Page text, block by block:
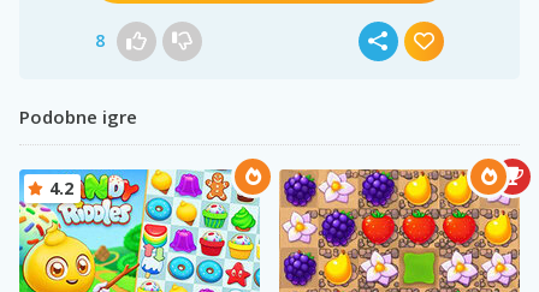
8
Podobne igre
4.2